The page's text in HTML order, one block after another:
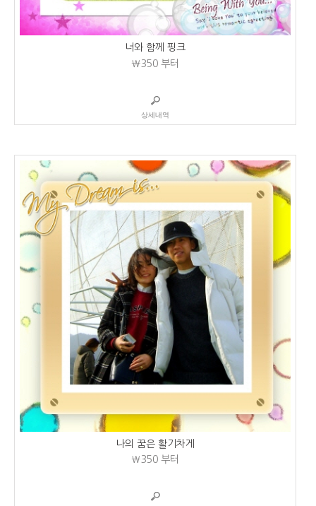
너와 함께 핑크
₩350부터
상세내역
나의 꿈은 활기차게
₩350부터